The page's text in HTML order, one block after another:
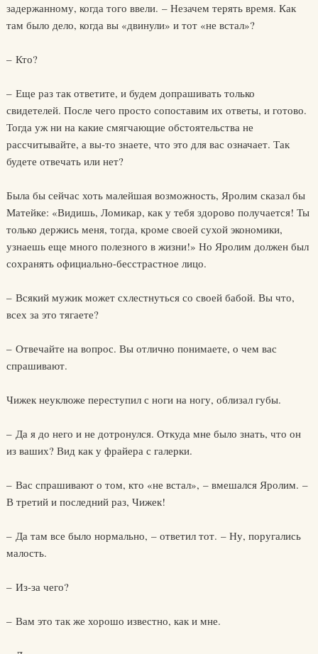
задержанному, когда того ввели. – Незачем терять время. Как
там было дело, когда вы «двинули» и тот «не встал»?
– Кто?
– Еще раз так ответите, и будем допрашивать только
свидетелей. После чего просто сопоставим их ответы, и готово.
Тогда уж ни на какие смягчающие обстоятельства не
рассчитывайте, а вы-то знаете, что это для вас означает. Так
будете отвечать или нет?
Была бы сейчас хоть малейшая возможность, Яролим сказал бы
Матейке: «Видишь, Ломикар, как у тебя здорово получается! Ты
только держись меня, тогда, кроме своей сухой экономики,
узнаешь еще много полезного в жизни!» Но Яролим должен был
сохранять официально-бесстрастное лицо.
– Всякий мужик может схлестнуться со своей бабой. Вы что,
всех за это тягаете?
– Отвечайте на вопрос. Вы отлично понимаете, о чем вас
спрашивают.
Чижек неуклюже переступил с ноги на ногу, облизал губы.
– Да я до него и не дотронулся. Откуда мне было знать, что он
из ваших? Вид как у фрайера с галерки.
– Вас спрашивают о том, кто «не встал», – вмешался Яролим. –
В третий и последний раз, Чижек!
– Да там все было нормально, – ответил тот. – Ну, поругались
малость.
– Из-за чего?
– Вам это так же хорошо известно, как и мне.